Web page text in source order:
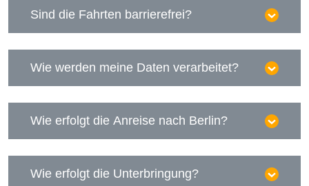
Sind die Fahrten barrierefrei?
Wie werden meine Daten verarbeitet?
Wie erfolgt die Anreise nach Berlin?
Wie erfolgt die Unterbringung?